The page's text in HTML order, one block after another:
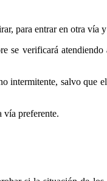
para entrar en otra vía
se verificará
salvo que
vía preferente.